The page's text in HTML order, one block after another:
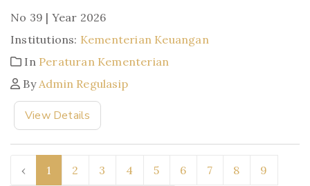
No 39 | Year 2026
Institutions: Kementerian Keuangan
In Peraturan Kementerian
ByAdmin Regulasip
View Details
‹ 1 2 3 4 5 6 7 8 9